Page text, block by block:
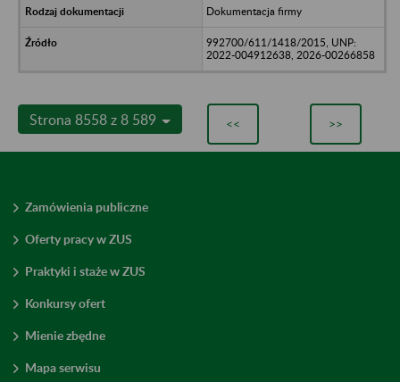
Dokumentacja firmy
992700/611/1418/2015, UNP:
2022-004912638, 2026-00266858
Strona 8558 z 8 589 << >>
Zamówienia publiczne
Oferty pracy w ZUS
Praktyki i staże w ZUS
Konkursy ofert
Mienie zbędne
Mapa serwisu